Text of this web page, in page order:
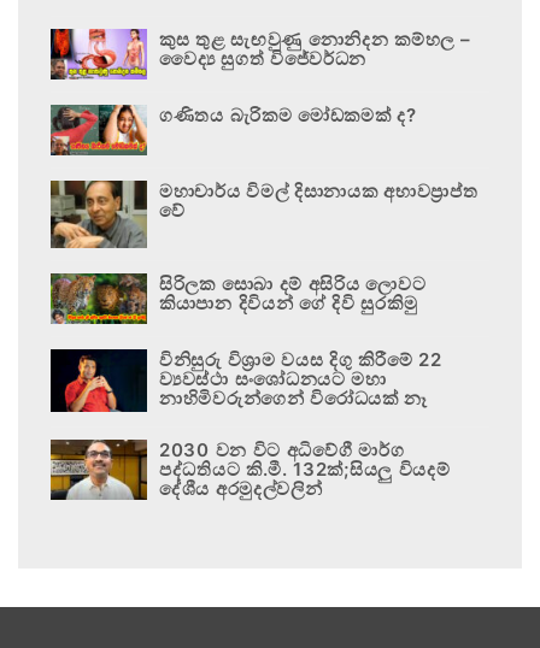
කුස තුළ සැඟවුණු නොනිදන කම්හල –
වෛද්‍ය සුගත් විජේවර්ධන
ගණිතය බැරිකම මෝඩකමක් ද?
මහාචාර්ය විමල් දිසානායක අභාවප්‍රාප්ත
වේ
සිරිලක සොබා දම් අසිරිය ලොවට
කියාපාන දිවියන් ගේ දිවි සුරකිමු
විනිසුරු විශ්‍රාම වයස දිගු කිරීමේ 22
ව්‍යවස්ථා සංශෝධනයට මහා
නාහිමිවරුන්ගෙන් විරෝධයක් නෑ
2030 වන විට අධිවේගී මාර්ග
පද්ධතියට කි.මී. 132ක්;සියලු වියදම්
දේශීය අරමුදල්වලින්